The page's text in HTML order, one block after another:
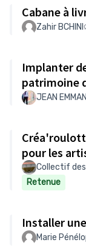
Cabane à
Zahir BCHINI
Implanter
patrimoine
JEAN
pour les
Collectif
Retenue
Installer
Marie